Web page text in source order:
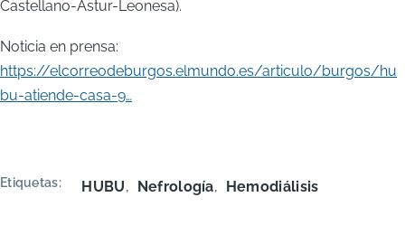
Castellano-Astur-Leonesa).
Noticia en prensa:
https://elcorreodeburgos.elmundo.es/articulo/burgos/hu
bu-atiende-casa-9…
Etiquetas HUBU Nefrología Hemodiálisis